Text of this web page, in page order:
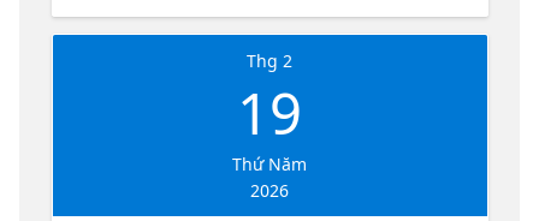
This session is a part of a series, Explore all
sessions here
Thg 2
19
Thứ Năm
2026